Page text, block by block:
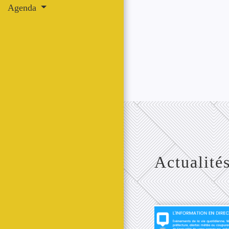
Agenda